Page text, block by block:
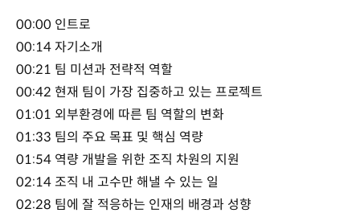
00:00 인트로
00:14 자기소개
00:21 팀 미션과 전략적 역할
00:42 현재 팀이 가장 집중하고 있는 프로젝트
01:01 외부환경에 따른 팀 역할의 변화
01:33 팀의 주요 목표 및 핵심 역량
01:54 역량 개발을 위한 조직 차원의 지원
02:14 조직 내 고수만 해낼 수 있는 일
02:28 팀에 잘 적응하는 인재의 배경과 성향